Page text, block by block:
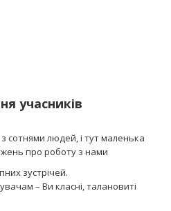
учасників
людей, і тут маленька
про роботу з нами
зустрічей.
– Ви класні, талановиті